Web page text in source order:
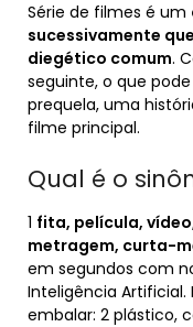
Série de filmes é um
sucessivamente
diegético comum.
seguinte, o que
prequela, uma
filme principal.
Qual é o
1 fita, película,
metragem, curta-
em segundos com
Inteligência
embalar: 2 plástico,